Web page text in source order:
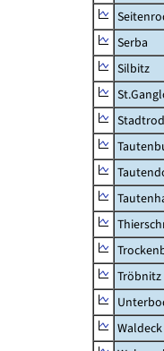
Serba
Silbitz
Tröbnitz
Waldeck